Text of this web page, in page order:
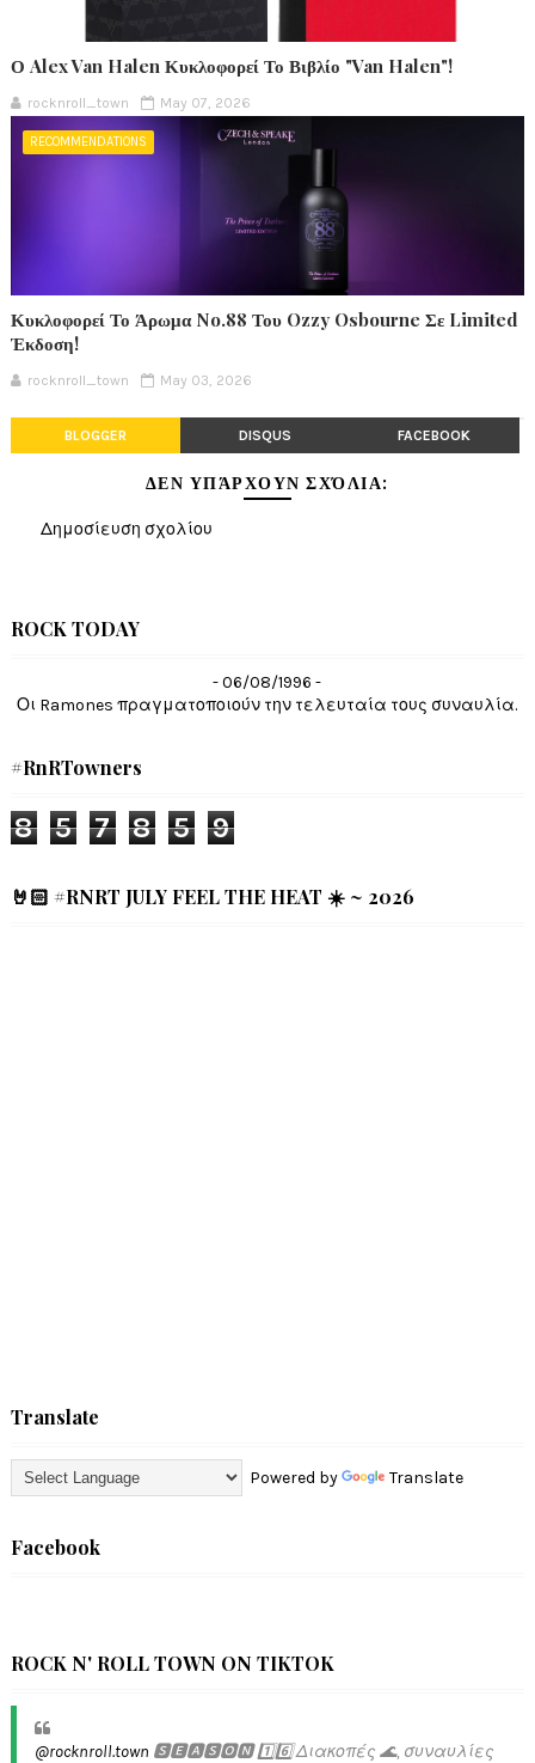
Ο Alex Van Halen Κυκλοφορεί Το Βιβλίο "Van Halen"!
rocknroll_town May 07, 2026
RECOMMENDATIONS
Κυκλοφορεί Το Άρωμα No.88 Του Ozzy Osbourne Σε Limited
Έκδοση!
rocknroll_town May 03, 2026
BLOGGER DISQUS FACEBOOK
ΔΕΝ ΥΠΆΡΧΟΥΝ ΣΧΌΛΙΑ:
Δημοσίευση σχολίου
ROCK TODAY
- 06/08/1996 -
Οι Ramones πραγματοποιούν την τελευταία τους συναυλία.
#RnRTowners
8 5 7 8 5 9
🤘🏻 #RNRT JULY FEEL THE HEAT ☀️ ~ 2026
Translate
Powered by Translate
Facebook
ROCK N' ROLL TOWN ON TIKTOK
@rocknroll.town 🆂🅴🅰🆂🅾🅽 1️⃣6️⃣ Διακοπές 🌊, συναυλίες